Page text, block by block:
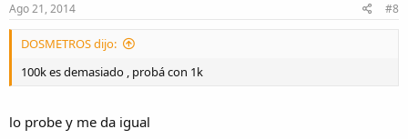
Ago 21, 2014 #8
DOSMETROS dijo:
100k es demasiado , probá con 1k
lo probe y me da igual